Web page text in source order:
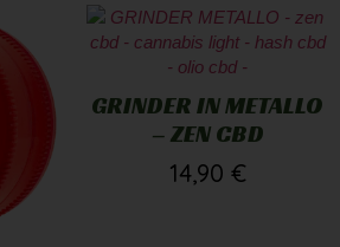
GRINDER IN METALLO
– ZEN CBD
14,90 €